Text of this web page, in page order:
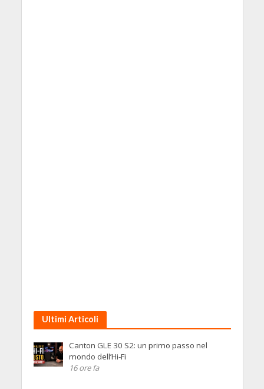
Ultimi Articoli
Canton GLE 30 S2: un primo passo nel
mondo dell’Hi-Fi
16 ore fa